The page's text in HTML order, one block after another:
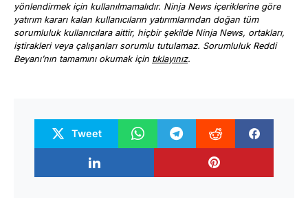
yönlendirmek için kullanılmamalıdır. Ninja News içeriklerine göre
yatırım kararı kalan kullanıcıların yatırımlarından doğan tüm
sorumluluk kullanıcılara aittir, hiçbir şekilde Ninja News, ortakları,
iştirakleri veya çalışanları sorumlu tutulamaz. Sorumluluk Reddi
Beyanı’nın tamamını okumak için tıklayınız.
Tweet